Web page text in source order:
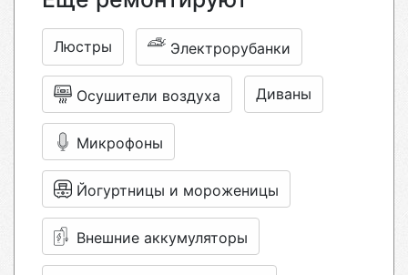
Люстры Электрорубанки
Осушители воздуха Диваны
Микрофоны
Йогуртницы и мороженицы
Внешние аккумуляторы